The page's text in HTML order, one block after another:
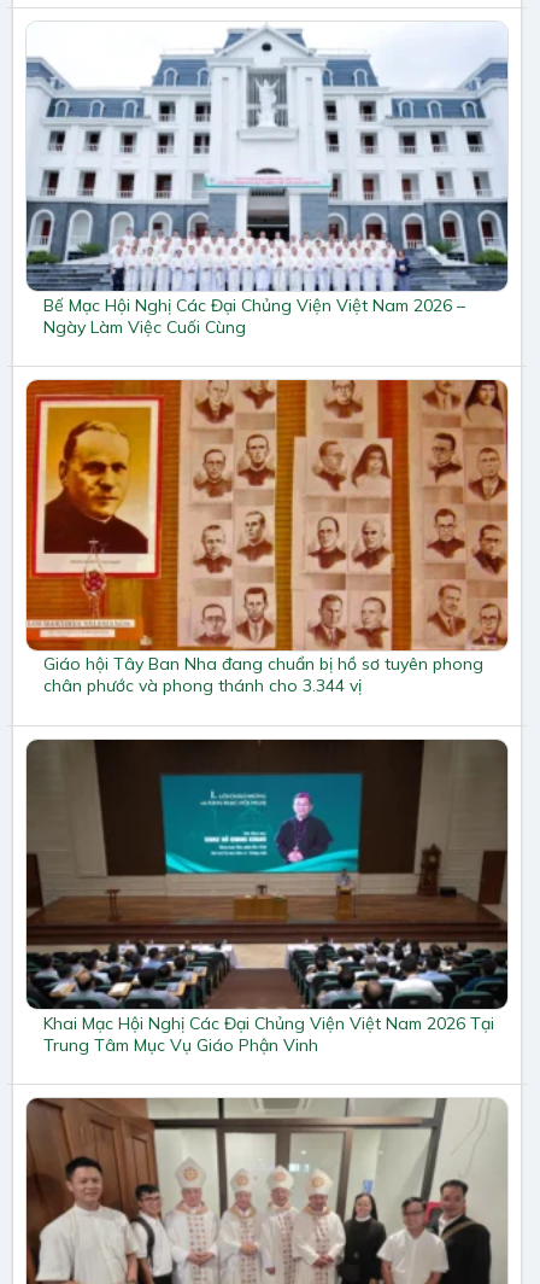
Bế Mạc Hội Nghị Các Đại Chủng Viện Việt Nam 2026 –
Ngày Làm Việc Cuối Cùng
Giáo hội Tây Ban Nha đang chuẩn bị hồ sơ tuyên phong
chân phước và phong thánh cho 3.344 vị
Khai Mạc Hội Nghị Các Đại Chủng Viện Việt Nam 2026 Tại
Trung Tâm Mục Vụ Giáo Phận Vinh